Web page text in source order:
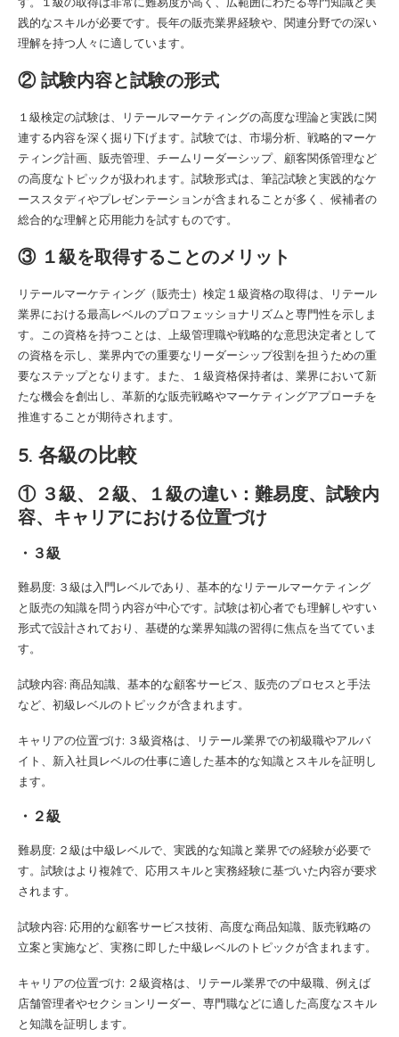
践的なスキルが必要です。長年の販売業界経験や、関連分野での深い
理解を持つ人々に適しています。
② 試験内容と試験の形式
１級検定の試験は、リテールマーケティングの高度な理論と実践に関
連する内容を深く掘り下げます。試験では、市場分析、戦略的マーケ
ティング計画、販売管理、チームリーダーシップ、顧客関係管理など
の高度なトピックが扱われます。試験形式は、筆記試験と実践的なケ
ーススタディやプレゼンテーションが含まれることが多く、候補者の
総合的な理解と応用能力を試すものです。
③ １級を取得することのメリット
リテールマーケティング（販売士）検定１級資格の取得は、リテール
業界における最高レベルのプロフェッショナリズムと専門性を示しま
す。この資格を持つことは、上級管理職や戦略的な意思決定者として
の資格を示し、業界内での重要なリーダーシップ役割を担うための重
要なステップとなります。また、１級資格保持者は、業界において新
たな機会を創出し、革新的な販売戦略やマーケティングアプローチを
推進することが期待されます。
5. 各級の比較
① ３級、２級、１級の違い：難易度、試験内
容、キャリアにおける位置づけ
・３級
難易度: ３級は入門レベルであり、基本的なリテールマーケティング
と販売の知識を問う内容が中心です。試験は初心者でも理解しやすい
形式で設計されており、基礎的な業界知識の習得に焦点を当てていま
す。
試験内容: 商品知識、基本的な顧客サービス、販売のプロセスと手法
など、初級レベルのトピックが含まれます。
キャリアの位置づけ: ３級資格は、リテール業界での初級職やアルバ
イト、新入社員レベルの仕事に適した基本的な知識とスキルを証明し
ます。
・２級
難易度: ２級は中級レベルで、実践的な知識と業界での経験が必要で
す。試験はより複雑で、応用スキルと実務経験に基づいた内容が要求
されます。
試験内容: 応用的な顧客サービス技術、高度な商品知識、販売戦略の
立案と実施など、実務に即した中級レベルのトピックが含まれます。
キャリアの位置づけ: ２級資格は、リテール業界での中級職、例えば
店舗管理者やセクションリーダー、専門職などに適した高度なスキル
と知識を証明します。